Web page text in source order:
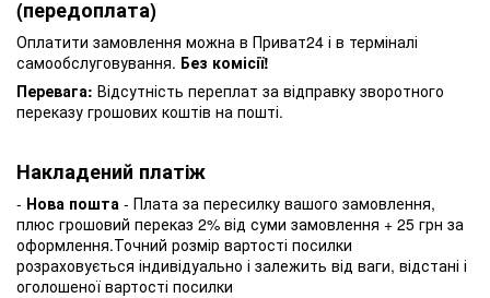
(передоплата)
Оплатити замовлення можна в Приват24 і в терміналі
самообслуговування. Без комісії!
Перевага: Відсутність переплат за відправку зворотного
переказу грошових коштів на пошті.
Накладений платіж
- Нова пошта - Плата за пересилку вашого замовлення,
плюс грошовий переказ 2% від суми замовлення + 25 грн за
оформлення.Точний розмір вартості посилки
розраховується індивідуально і залежить від ваги, відстані і
оголошеної вартості посилки